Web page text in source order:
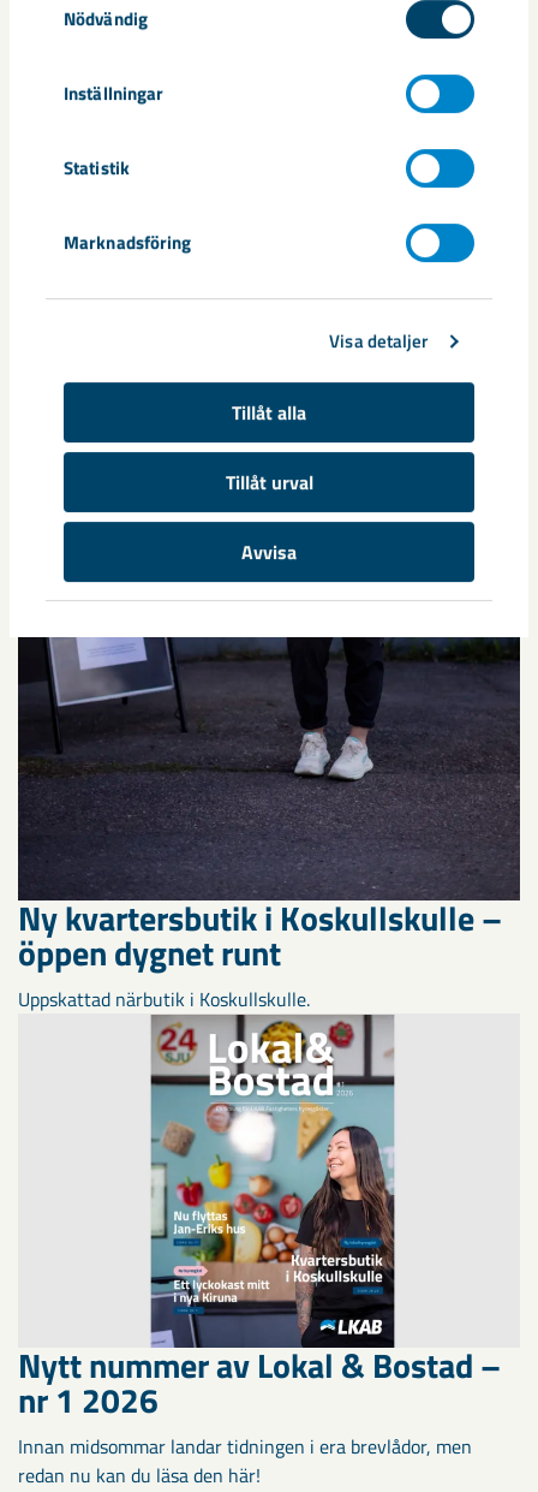
Nödvändig
Inställningar
Statistik
Marknadsföring
Visa detaljer
Tillåt alla
Tillåt urval
Avvisa
Ny mötesplats för företag och
Här möts människor, organisationer och företag på ett
Ny kvartersbutik i Koskullskulle –
öppen dygnet runt
Uppskattad närbutik i Koskullskulle.
Nytt nummer av Lokal & Bostad –
nr 1 2026
Innan midsommar landar tidningen i era brevlådor, men
redan nu kan du läsa den här!